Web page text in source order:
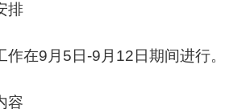
排
作在9月 5日-9月12日期间进行。
容